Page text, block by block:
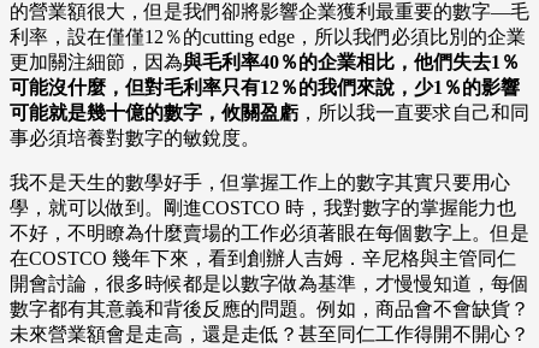
的營業額很大，但是我們卻將影響企業獲利最重要的數字—毛
利率，設在僅僅12％的cutting edge，所以我們必須比別的企業
更加關注細節，因為與毛利率40％的企業相比，他們失去1％
可能沒什麼，但對毛利率只有12％的我們來說，少1％的影響
可能就是幾十億的數字，攸關盈虧 ，所以我一直要求自己和同
事必須培養對數字的敏銳度。
我不是天生的數學好手，但掌握工作上的數字其實只要用心
學，就可以做到。剛進COSTCO 時，我對數字的掌握能力也
不好，不明瞭為什麼賣場的工作必須著眼在每個數字上。但是
在COSTCO 幾年下來，看到創辦人吉姆．辛尼格與主管同仁
開會討論，很多時候都是以數字做為基準，才慢慢知道，每個
數字都有其意義和背後反應的問題。例如，商品會不會缺貨？
未來營業額會是走高，還是走低？甚至同仁工作得開不開心？